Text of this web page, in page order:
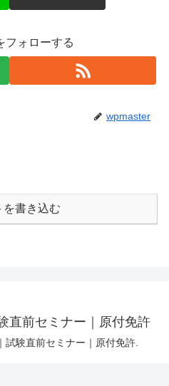
フォローする
wpmaster
を書き込む
直前セミナー｜原付免許
験直前セミナー｜原付免許.